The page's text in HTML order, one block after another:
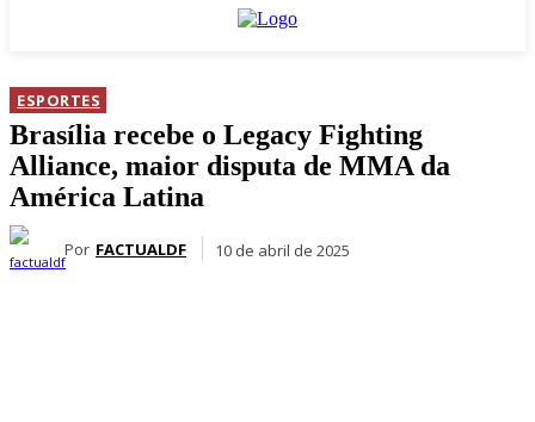
ESPORTES
Brasília recebe o Legacy Fighting
Alliance, maior disputa de MMA da
América Latina
Por FACTUALDF 10 de abril de 2025